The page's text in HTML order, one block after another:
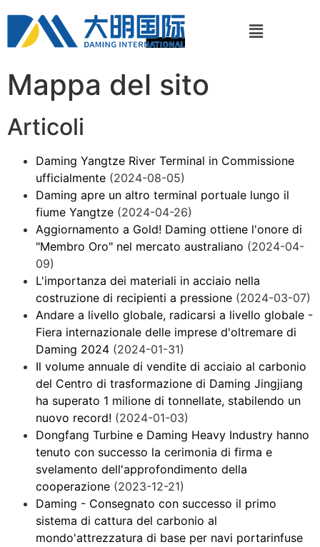
Mappa del sito
Articoli
Daming Yangtze River Terminal in Commissione
ufficialmente (2024-08-05)
Daming apre un altro terminal portuale lungo il
fiume Yangtze (2024-04-26)
Aggiornamento a Gold! Daming ottiene l'onore di
"Membro Oro" nel mercato australiano (2024-04-
09)
L'importanza dei materiali in acciaio nella
costruzione di recipienti a pressione (2024-03-07)
Andare a livello globale, radicarsi a livello globale -
Fiera internazionale delle imprese d'oltremare di
Daming 2024 (2024-01-31)
Il volume annuale di vendite di acciaio al carbonio
del Centro di trasformazione di Daming Jingjiang
ha superato 1 milione di tonnellate, stabilendo un
nuovo record! (2024-01-03)
Dongfang Turbine e Daming Heavy Industry hanno
tenuto con successo la cerimonia di firma e
svelamento dell'approfondimento della
cooperazione (2023-12-21)
Daming - Consegnato con successo il primo
sistema di cattura del carbonio al
mondo'attrezzatura di base per navi portarinfuse